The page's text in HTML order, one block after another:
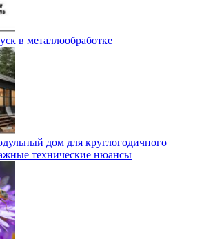
в металлообработке
дом для круглогодичного
технические нюансы